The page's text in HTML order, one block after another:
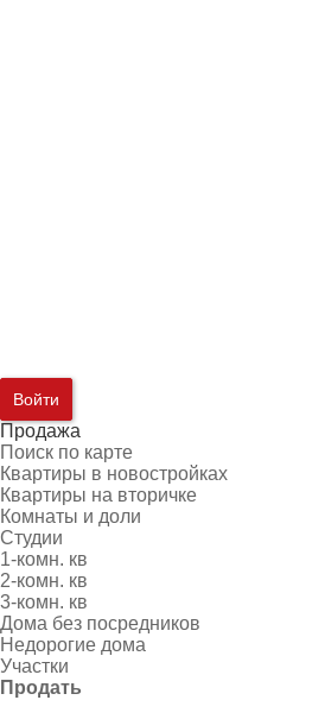
Войти
Продажа
Поиск по карте
Квартиры в новостройках
Квартиры на вторичке
Комнаты и доли
Студии
1-комн. кв
2-комн. кв
3-комн. кв
Дома без посредников
Недорогие дома
Участки
Продать